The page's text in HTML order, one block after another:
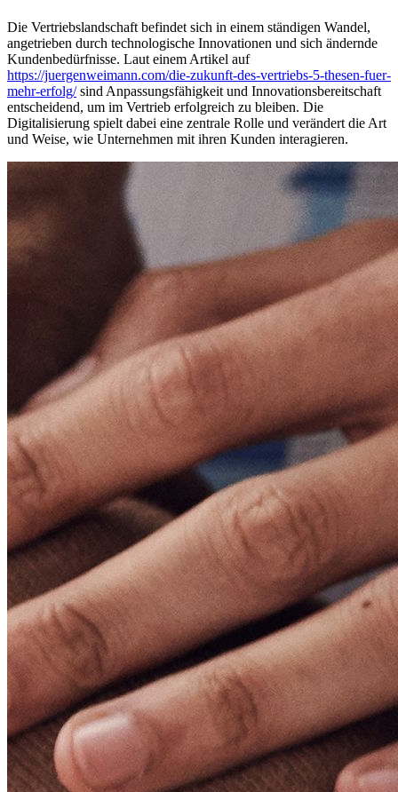
Die Vertriebslandschaft befindet sich in einem ständigen Wandel,
angetrieben durch technologische Innovationen und sich ändernde
Kundenbedürfnisse. Laut einem Artikel auf
https://juergenweimann.com/die-zukunft-des-vertriebs-5-thesen-fuer-
mehr-erfolg/sind Anpassungsfähigkeit und Innovationsbereitschaft
entscheidend, um im Vertrieb erfolgreich zu bleiben. Die
Digitalisierung spielt dabei eine zentrale Rolle und verändert die Art
und Weise, wie Unternehmen mit ihren Kunden interagieren.